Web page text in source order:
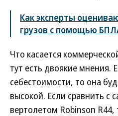
Как эксперты
грузов с помощью
Что касается
тут есть двоякие мнения.
себестоимости, то она
высокой. Если сравнить с
вертолетом Robinson